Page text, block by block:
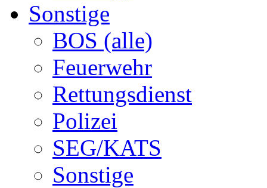
Sonstige
BOS (alle)
Feuerwehr
Rettungsdienst
Polizei
SEG/KATS
Sonstige